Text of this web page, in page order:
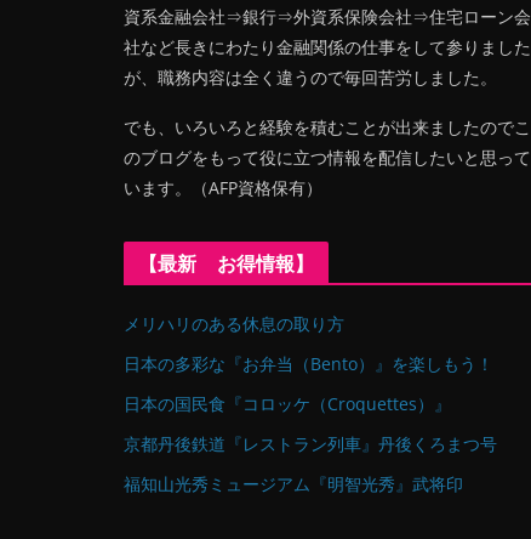
資系金融会社⇒銀行⇒外資系保険会社⇒住宅ローン会
社など長きにわたり金融関係の仕事をして参りました
が、職務内容は全く違うので毎回苦労しました。
でも、いろいろと経験を積むことが出来ましたのでこ
のブログをもって役に立つ情報を配信したいと思って
います。（AFP資格保有）
【最新 お得情報】
メリハリのある休息の取り方
日本の多彩な『お弁当（Bento）』を楽しもう！
日本の国民食『コロッケ（Croquettes）』
京都丹後鉄道『レストラン列車』丹後くろまつ号
福知山光秀ミュージアム『明智光秀』武将印